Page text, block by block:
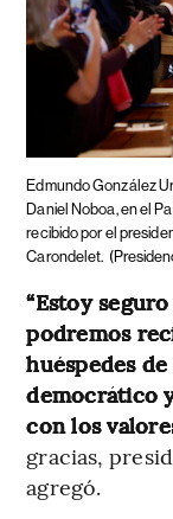
Edmundo González
Daniel Noboa, en el
recibido por el
Carondelet.
“Estoy
podremos
huéspedes
democrático
con los
gracias,
agregó.